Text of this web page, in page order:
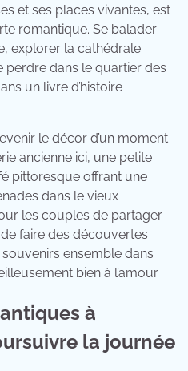
et ses places vivantes, est
romantique. Se balader
explorer la cathédrale
perdre dans le quartier des
un livre d’histoire
le décor d’un moment
ancienne ici, une petite
pittoresque offrant une
dans le vieux
les couples de partager
faire des découvertes
ensemble dans
bien à l’amour.
à
la journée